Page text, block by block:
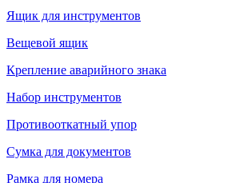
Ящик для инструментов
Вещевой ящик
Крепление аварийного знака
Набор инструментов
Противооткатный упор
Сумка для документов
Рамка для номера